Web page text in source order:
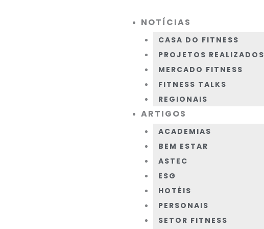
NOTÍCIAS
CASA DO FITNESS
PROJETOS REALIZADOS
MERCADO FITNESS
FITNESS TALKS
REGIONAIS
ARTIGOS
ACADEMIAS
BEM ESTAR
ASTEC
ESG
HOTÉIS
PERSONAIS
SETOR FITNESS
Menu